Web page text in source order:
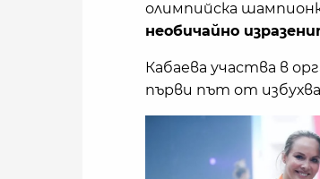
олимпийска
необичайно
Кабаева участва в
първи път от